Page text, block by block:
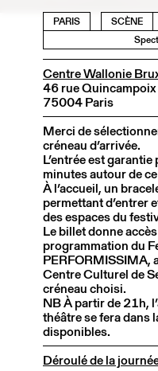
PARIS SCÈNE
Centre Wallonie
46 rue Quincampoix
75004 Paris
Merci de
créneau d’arrivée.
L’entrée est
minutes autour de
À l’accueil, un
permettant d’entrer
des espaces du
Le billet donne
programmation du
PERFORMISSIMA,
Centre Culturel de
créneau choisi.
NB À partir de 21h,
théâtre se fera dans
disponibles.
Déroulé de la